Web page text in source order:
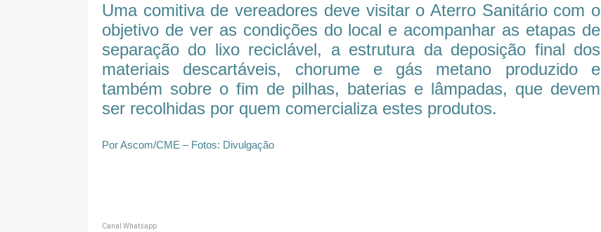
Uma comitiva de vereadores deve visitar o Aterro Sanitário com o
objetivo de ver as condições do local e acompanhar as etapas de
separação do lixo reciclável, a estrutura da deposição final dos
materiais descartáveis, chorume e gás metano produzido e
também sobre o fim de pilhas, baterias e lâmpadas, que devem
ser recolhidas por quem comercializa estes produtos.
Por Ascom/CME – Fotos: Divulgação
Canal Whatsapp